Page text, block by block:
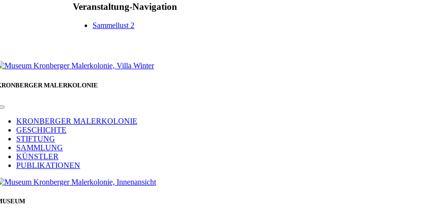
Veranstaltung-Navigation
Sammellust 2
MALERKOLONIE
Toggle
NavigationKRONBERGER MALERKOLONIE
GESCHICHTE
STIFTUNG
SAMMLUNG
KÜNSTLER
PUBLIKATIONEN